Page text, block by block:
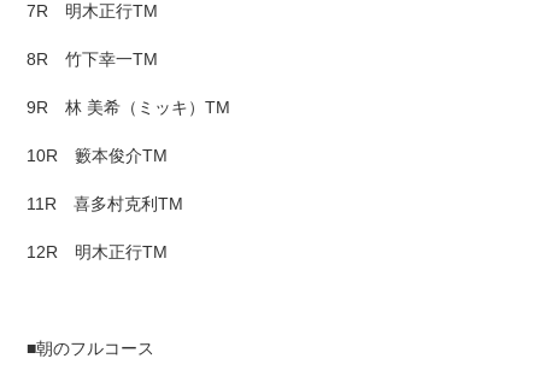
7R 明木正行TM
8R 竹下幸一TM
9R 林 美希（ミッキ）TM
10R 籔本俊介TM
11R 喜多村克利TM
12R 明木正行TM
■朝のフルコース